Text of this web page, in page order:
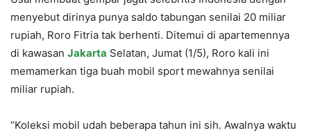
menyebut dirinya punya saldo tabungan senilai 20 miliar
rupiah, Roro Fitria tak berhenti. Ditemui di apartemennya
di kawasan Jakarta Selatan, Jumat (1/5), Roro kali ini
memamerkan tiga buah mobil sport mewahnya senilai
miliar rupiah.
“Koleksi mobil udah beberapa tahun ini sih. Awalnya waktu